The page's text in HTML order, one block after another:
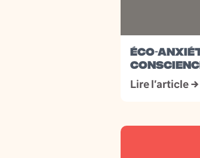
ÉCO-
Lire l’article →